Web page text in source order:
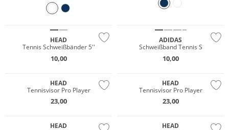
HEAD
Tennis Schweißbänder 5''
10,00
ADIDAS
Schweißband Tennis S
10,00
HEAD
Tennisvisor Pro Player
23,00
HEAD
Tennisvisor Pro Player
23,00
HEAD
HEAD